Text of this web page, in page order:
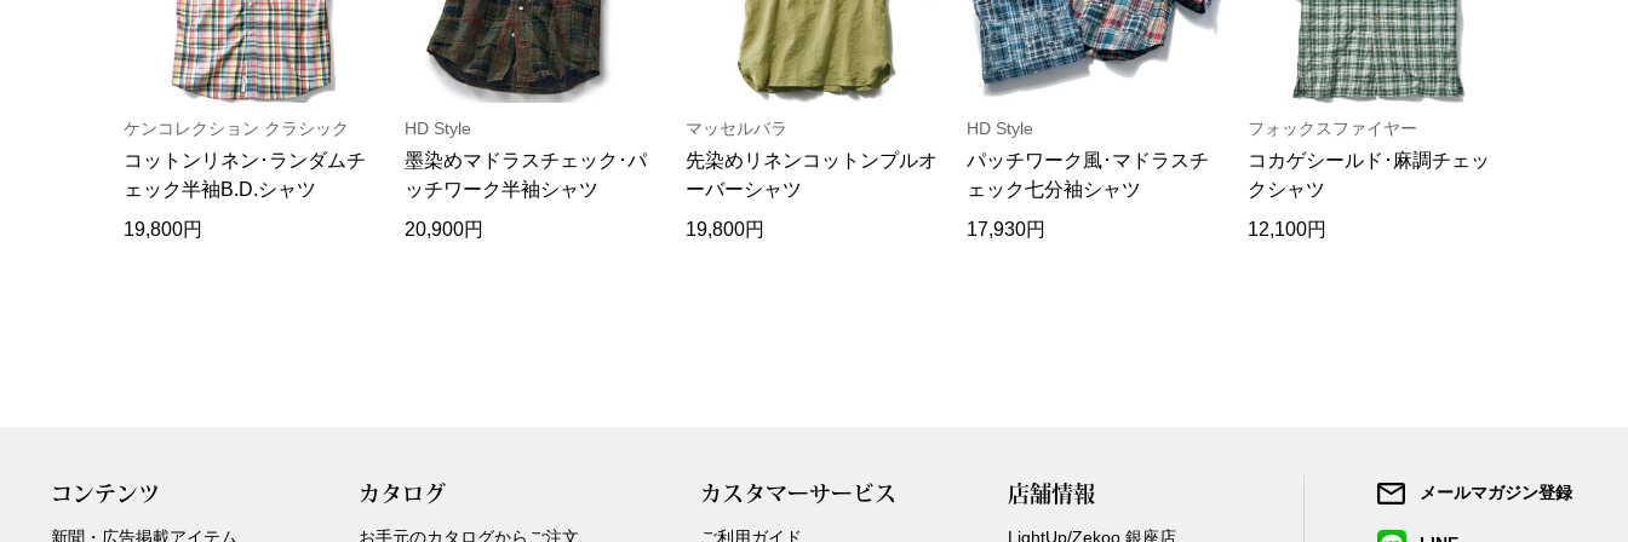
ケンコレクション クラシック
コットンリネン･ランダムチ
ェック半袖B.D.シャツ
19,800円
HD Style
墨染めマドラスチェック･パ
ッチワーク半袖シャツ
20,900円
マッセルバラ
先染めリネンコットンプルオ
ーバーシャツ
19,800円
HD Style
パッチワーク風･マドラスチ
ェック七分袖シャツ
17,930円
フォックスファイヤー
コカゲシールド･麻調チェッ
クシャツ
12,100円
コンテンツ
新聞・広告掲載アイテム
カタログ
お手元のカタログからご注文
カスタマーサービス
ご利用ガイド
店舗情報
LightUp/Zekoo 銀座店
メールマガジン登録